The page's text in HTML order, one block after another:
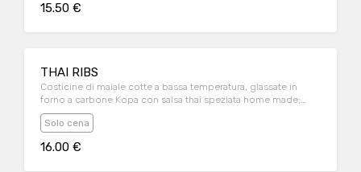
15.50 €
THAI RIBS
Costicine di maiale cotte a bassa temperatura, glassate in
forno a carbone Kopa con salsa thai speziata home made;
servite con contorno di patatine fritte
Solo cena
16.00 €